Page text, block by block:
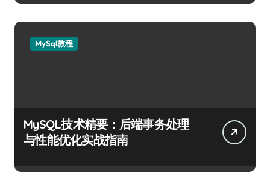
MySql教程
MySQL技术精要：后端事务处理
与性能优化实战指南